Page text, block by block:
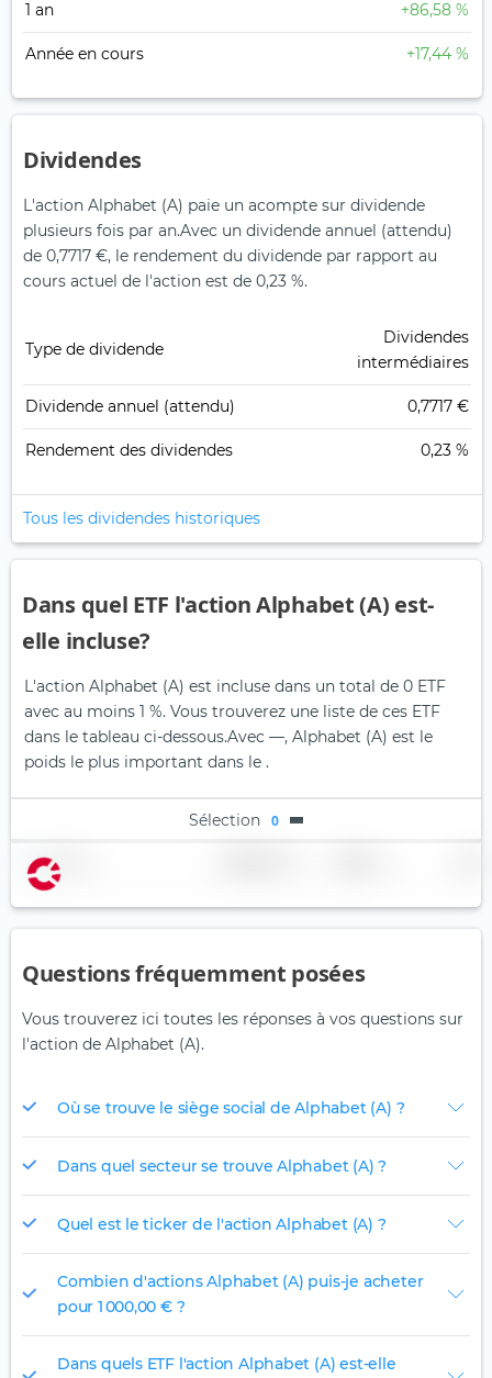
1 an +86,58 %
Année en cours +17,44 %
Dividendes
L'action Alphabet (A) paie un acompte sur dividende
plusieurs fois par an.Avec un dividende annuel (attendu)
de 0,7717 €, le rendement du dividende par rapport au
cours actuel de l'action est de 0,23 %.
Type de dividende
Dividendes
intermédiaires
Dividende annuel (attendu) 0,7717 €
Rendement des dividendes 0,23 %
Tous les dividendes historiques
Dans quel ETF l'action Alphabet (A) est-
elle incluse?
L'action Alphabet (A) est incluse dans un total de 0 ETF
avec au moins 1 %. Vous trouverez une liste de ces ETF
dans le tableau ci-dessous.Avec —, Alphabet (A) est le
poids le plus important dans le .
Sélection 0
Nom
Questions fréquemment posées
Vous trouverez ici toutes les réponses à vos questions sur
l'action de Alphabet (A).
Où se trouve le siège social de Alphabet (A) ?
Dans quel secteur se trouve Alphabet (A) ?
Quel est le ticker de l'action Alphabet (A) ?
Combien d'actions Alphabet (A) puis-je acheter
pour 1 000,00 € ?
Dans quels ETF l'action Alphabet (A) est-elle